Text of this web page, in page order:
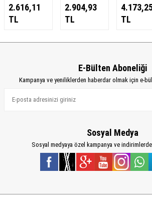
2.616,11
TL
2.904,93
TL
TL
E-Bülten Aboneliği
Kampanya ve yeniliklerden haberdar olmak için e-
Sosyal Medya
Sosyal medyaya özel kampanya ve